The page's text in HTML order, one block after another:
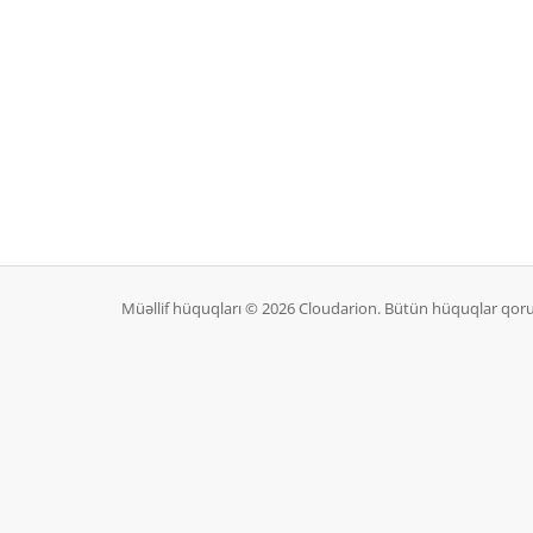
Müəllif hüquqları © 2026 Cloudarion. Bütün hüquqlar